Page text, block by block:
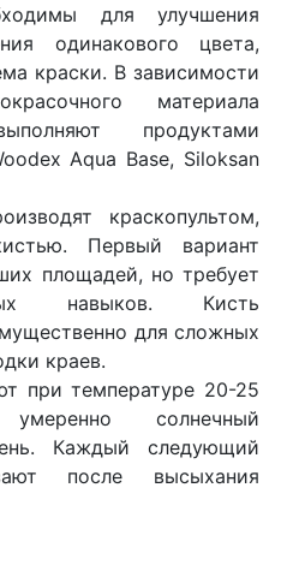
для улучшения
одинакового цвета,
краски. В зависимости
материала
продуктами
Aqua Base, Siloksan
краскопультом,
Первый вариант
площадей, но требует
навыков. Кисть
для сложных
краев.
при температуре 20-25
солнечный
Каждый следующий
после высыхания